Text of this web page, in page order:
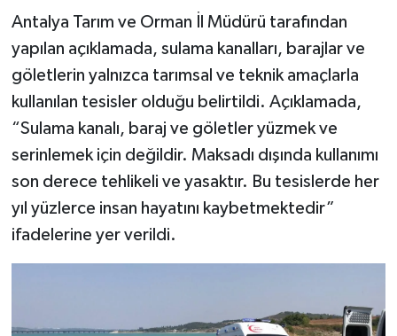
Antalya Tarım ve Orman İl Müdürü tarafından
yapılan açıklamada, sulama kanalları, barajlar ve
göletlerin yalnızca tarımsal ve teknik amaçlarla
kullanılan tesisler olduğu belirtildi. Açıklamada,
“Sulama kanalı, baraj ve göletler yüzmek ve
serinlemek için değildir. Maksadı dışında kullanımı
son derece tehlikeli ve yasaktır. Bu tesislerde her
yıl yüzlerce insan hayatını kaybetmektedir”
ifadelerine yer verildi.